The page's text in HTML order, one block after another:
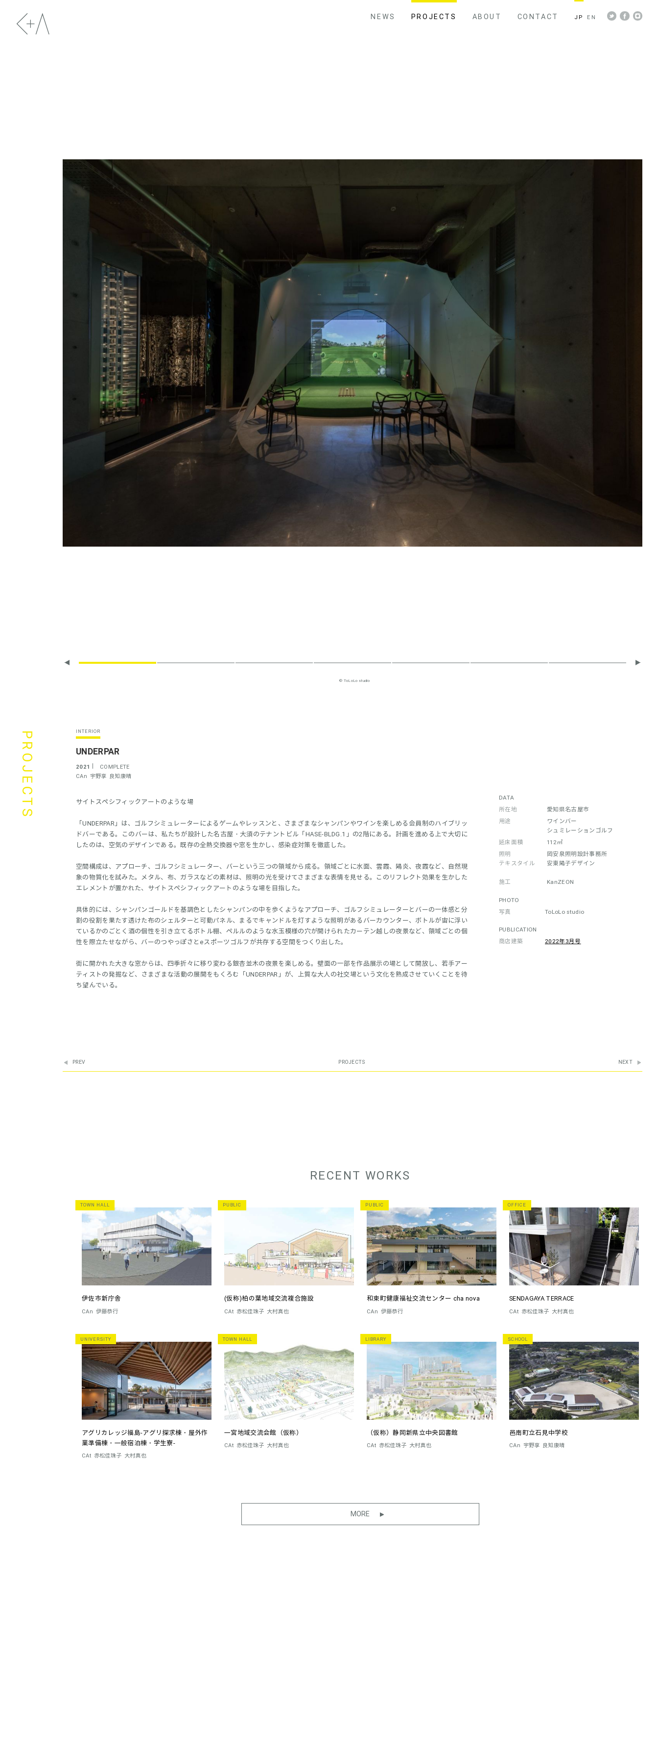
NEWS PROJECTS ABOUT CONTACT JP EN
PROJECTS
ToLoLo studio
INTERIOR
UNDERPAR
2021
COMPLETE
CAn 宇野享 良知康晴
サイトスペシフィックアートのような場
「UNDERPAR」は、ゴルフシミュレーターによるゲームやレッスンと、さまざまなシャンパンやワインを楽しめる会員制のハイブリッ
ドバーである。このバーは、私たちが設計した名古屋・大須のテナントビル「HASE-BLDG.1」の2階にある。計画を進める上で大切に
したのは、空気のデザインである。既存の全熱交換器や窓を生かし、感染症対策を徹底した。
空間構成は、アプローチ、ゴルフシミュレーター、バーという三つの領域から成る。領域ごとに水面、雲霞、陽炎、夜霞など、自然現
象の物質化を試みた。メタル、布、ガラスなどの素材は、照明の光を受けてさまざまな表情を見せる。このリフレクト効果を生かした
エレメントが置かれた、サイトスペシフィックアートのような場を目指した。
具体的には、シャンパンゴールドを基調色としたシャンパンの中を歩くようなアプローチ、ゴルフシミュレーターとバーの一体感と分
割の役割を果たす透けた布のシェルターと可動パネル、まるでキャンドルを灯すような照明があるバーカウンター、ボトルが宙に浮い
ているかのごとく酒の個性を引き立てるボトル棚、ペルルのような水玉模様の穴が開けられたカーテン越しの夜景など、領域ごとの個
性を際立たせながら、バーのつやっぽさとeスポーツゴルフが共存する空間をつくり出した。
街に開かれた大きな窓からは、四季折々に移り変わる銀杏並木の夜景を楽しめる。壁面の一部を作品展示の場として開放し、若手アー
ティストの発掘など、さまざまな活動の展開をもくろむ「UNDERPAR」が、上質な大人の社交場という文化を熟成させていくことを待
ち望んでいる。
DATA
所在地
愛知県名古屋市
用途
ワインバー
シュミレーションゴルフ
延床面積
112㎡
照明
テキスタイル
施工
岡安泉照明設計事務所
安東陽子デザイン
KanZEON
PHOTO
写真
ToLoLo studio
PUBLICATION
商店建築
2022年3月号
PREV PROJECTS NEXT
RECENT WORKS
TOWN HALL
伊佐市新庁舎
CAn 伊藤恭行
PUBLIC
(仮称)柏の葉地域交流複合施設
CAt 赤松佳珠子 大村真也
PUBLIC
和束町健康福祉交流センター cha nova
CAn 伊藤恭行
OFFICE
SENDAGAYA TERRACE
CAt 赤松佳珠子 大村真也
UNIVERSITY
アグリカレッジ福島-アグリ探求棟・屋外作
業準備棟・一般宿泊棟・学生寮-
CAt 赤松佳珠子 大村真也
TOWN HALL
一宮地域交流会館（仮称）
CAt 赤松佳珠子 大村真也
LIBRARY
（仮称）静岡新県立中央図書館
CAt 赤松佳珠子 大村真也
SCHOOL
邑南町立石見中学校
CAn 宇野享 良知康晴
MORE